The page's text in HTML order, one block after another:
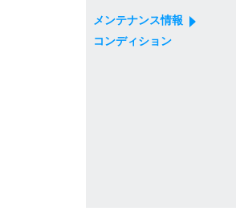
メンテナンス情報
コンディション